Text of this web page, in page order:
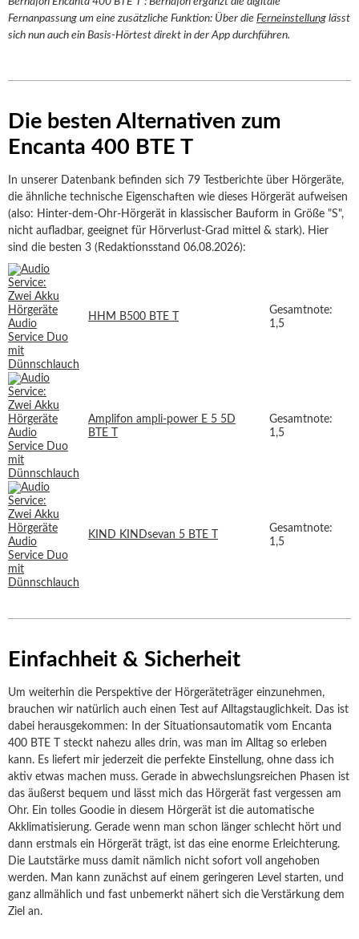
Fernanpassung um eine zusätzliche Funktion: Über die Ferneinstellung lässt
sich nun auch ein Basis-Hörtest direkt in der App durchführen.
Die besten Alternativen zum
Encanta 400 BTE T
In unserer Datenbank befinden sich 79 Testberichte über Hörgeräte,
die ähnliche technische Eigenschaften wie dieses Hörgerät aufweisen
(also: Hinter-dem-Ohr-Hörgerät in klassischer Bauform in Größe "S",
nicht aufladbar, geeignet für Hörverlust-Grad mittel & stark). Hier
sind die besten 3 (Redaktionsstand 06.08.2026):
HHM B500 BTE T
Gesamtnote:
1,5
Amplifon ampli-power E 5 5D
BTE T
Gesamtnote:
1,5
KIND KINDsevan 5 BTE T
Gesamtnote:
1,5
Einfachheit & Sicherheit
Um weiterhin die Perspektive der Hörgeräteträger einzunehmen,
brauchen wir natürlich auch einen Test auf Alltagstauglichkeit. Das ist
dabei herausgekommen: In der Situationsautomatik vom Encanta
400 BTE T steckt nahezu alles drin, was man im Alltag so erleben
kann. Es liefert mir jederzeit die perfekte Einstellung, ohne dass ich
aktiv etwas machen muss. Gerade in abwechslungsreichen Phasen ist
das äußerst bequem und lässt mich das Hörgerät fast vergessen am
Ohr. Ein tolles Goodie in diesem Hörgerät ist die automatische
Akklimatisierung. Gerade wenn man schon länger schlecht hört und
dann erstmals ein Hörgerät trägt, ist das eine enorme Erleichterung.
Die Lautstärke muss damit nämlich nicht sofort voll angehoben
werden. Man kann zunächst auf einem geringeren Level starten, und
ganz allmählich und fast unbemerkt nähert sich die Verstärkung dem
Ziel an.